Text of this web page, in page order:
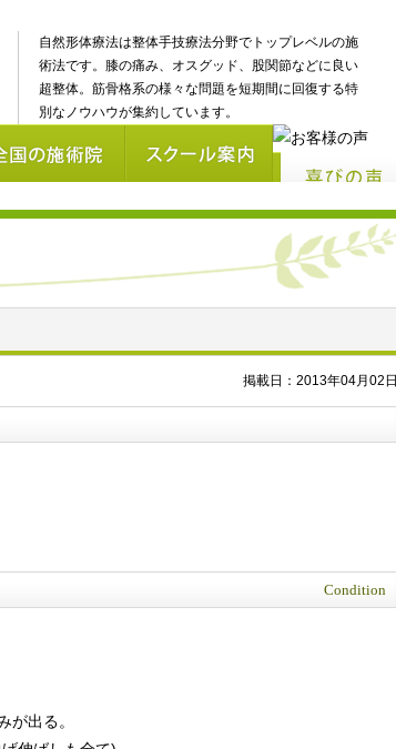
自然形体療法は整体手技療法分野でトップレベルの施
術法です。膝の痛み、オスグッド、股関節などに良い
超整体。筋骨格系の様々な問題を短期間に回復する特
別なノウハウが集約しています。
掲載日：2013年04月02日
Condition
が出る。